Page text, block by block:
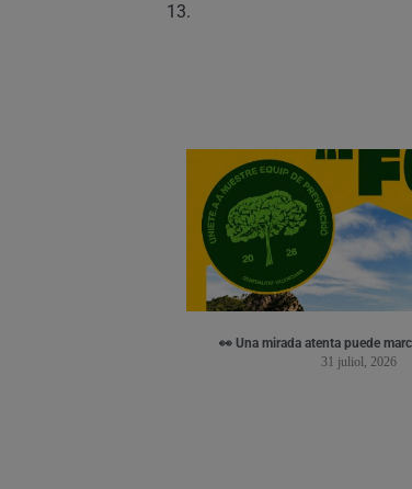
13.
👀 Una mirada atenta puede
31 juliol, 2026